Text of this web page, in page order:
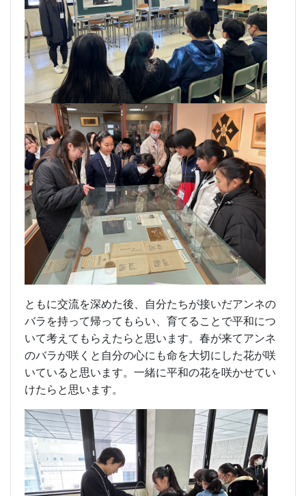
ともに交流を深めた後、自分たちが接いだアンネの
バラを持って帰ってもらい、育てることで平和につ
いて考えてもらえたらと思います。春が来てアンネ
のバラが咲くと自分の心にも命を大切にした花が咲
いていると思います。一緒に平和の花を咲かせてい
けたらと思います。